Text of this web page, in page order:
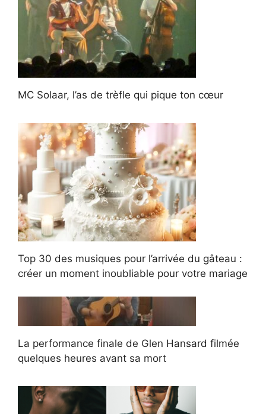
MC Solaar, l’as de trèfle qui pique ton cœur
Top 30 des musiques pour l’arrivée du gâteau :
créer un moment inoubliable pour votre mariage
La performance finale de Glen Hansard filmée
quelques heures avant sa mort